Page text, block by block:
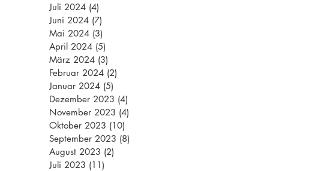
Juli 2024 (4)
Juni 2024 (7)
Mai 2024 (3)
April 2024 (5)
März 2024 (3)
Februar 2024 (2)
Januar 2024 (5)
Dezember 2023 (4)
November 2023 (4)
Oktober 2023 (10)
September 2023 (8)
August 2023 (2)
Juli 2023 (11)